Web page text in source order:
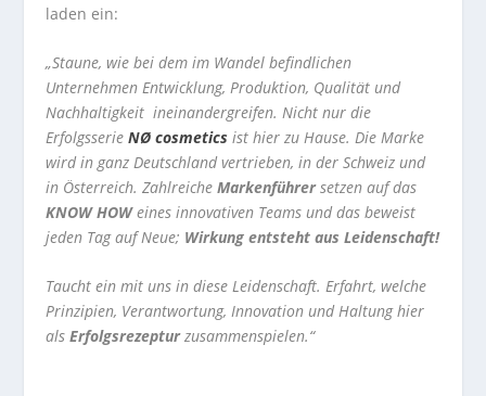
laden ein:
„Staune, wie bei dem im Wandel befindlichen
Unternehmen Entwicklung, Produktion, Qualität und
Nachhaltigkeit ineinandergreifen.Nicht nur die
ErfolgsserieNØ cosmetics ist hier zu Hause. Die Marke
wird in ganz Deutschland vertrieben, in der Schweiz und
in Österreich.ZahlreicheMarkenführersetzen auf das
KNOW HOWeines innovativen Teams und das beweist
jeden Tag auf Neue; Wirkung entsteht aus Leidenschaft!
Taucht ein mit uns in diese Leidenschaft. Erfahrt, welche
Prinzipien, Verantwortung, Innovation und Haltung hier
alsErfolgsrezepturzusammenspielen.“